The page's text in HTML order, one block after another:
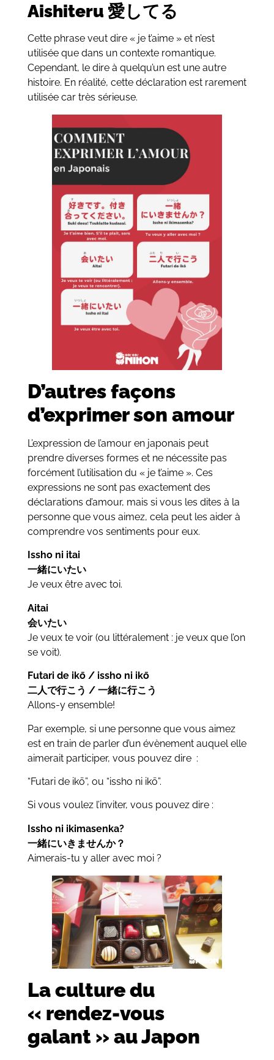
Aishiteru 愛してる
Cette phrase veut dire « je t’aime » et n’est
utilisée que dans un contexte romantique.
Cependant, le dire à quelqu’un est une autre
histoire. En réalité, cette déclaration est rarement
utilisée car très sérieuse.
D’autres façons
d’exprimer son amour
L’expression de l’amour en japonais peut
prendre diverses formes et ne nécessite pas
forcément l’utilisation du « je t’aime ». Ces
expressions ne sont pas exactement des
déclarations d’amour, mais si vous les dites à la
personne que vous aimez, cela peut les aider à
comprendre vos sentiments pour eux.
Issho ni itai
一緒にいたい
Je veux être avec toi.
Aitai
会いたい
Je veux te voir (ou littéralement : je veux que l’on
se voit).
Futari de ikō / issho ni ikō
二人で行こう / 一緒に行こう
Allons-y ensemble!
Par exemple, si une personne que vous aimez
est en train de parler d’un évènement auquel elle
aimerait participer, vous pouvez dire :
“Futari de ikō”, ou “issho ni ikō”.
Si vous voulez l’inviter, vous pouvez dire :
Issho ni ikimasenka?
一緒にいきませんか？
Aimerais-tu y aller avec moi ?
La culture du
« rendez-vous
galant » au Japon